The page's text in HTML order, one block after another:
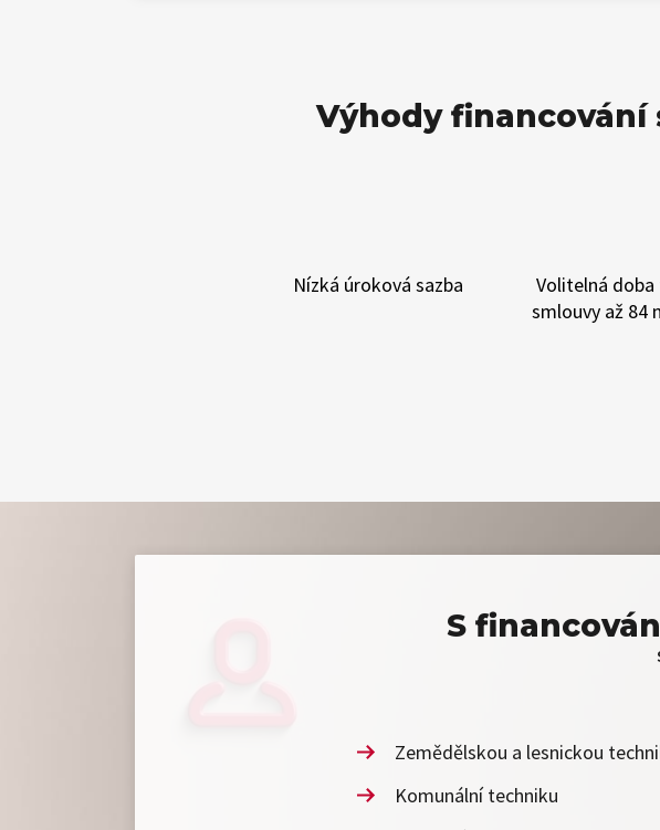
Výhody financování
Nízká úroková sazba
Volitelná
smlouvy až 84
S
Zemědělskou a lesnickou
Komunální techniku